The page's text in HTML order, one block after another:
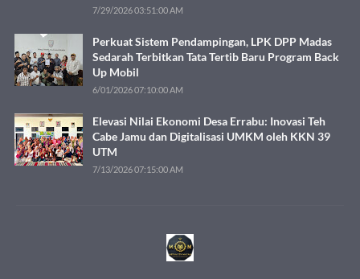
7/29/2026 03:51:00 AM
Perkuat Sistem Pendampingan, LPK DPP Madas
Sedarah Terbitkan Tata Tertib Baru Program Back
Up Mobil
6/01/2026 07:10:00 AM
Elevasi Nilai Ekonomi Desa Errabu: Inovasi Teh
Cabe Jamu dan Digitalisasi UMKM oleh KKN 39
UTM
7/13/2026 07:15:00 AM